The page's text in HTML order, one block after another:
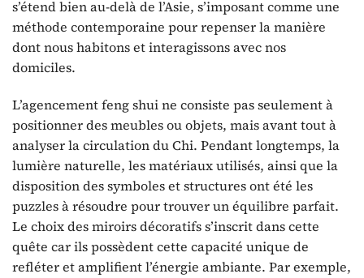
s’étend bien au-delà de l’Asie, s’imposant comme une
méthode contemporaine pour repenser la manière
dont nous habitons et interagissons avec nos
domiciles.
L’agencement feng shui ne consiste pas seulement à
positionner des meubles ou objets, mais avant tout à
analyser la circulation du Chi. Pendant longtemps, la
lumière naturelle, les matériaux utilisés, ainsi que la
disposition des symboles et structures ont été les
puzzles à résoudre pour trouver un équilibre parfait.
Le choix des miroirs décoratifs s’inscrit dans cette
quête car ils possèdent cette capacité unique de
refléter et amplifient l’énergie ambiante. Par exemple,